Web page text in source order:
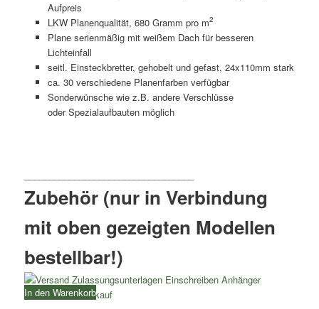
Aufpreis
LKW Planenqualität, 680 Gramm pro m2
Plane serienmäßig mit weißem Dach für besseren
Lichteinfall
seitl. Einsteckbretter, gehobelt und gefast, 24x110mm stark
ca. 30 verschiedene Planenfarben verfügbar
Sonderwünsche wie z.B. andere Verschlüsse
oder Spezialaufbauten möglich
Zubehör (nur in Verbindung
mit oben gezeigten Modellen
bestellbar!)
In den Warenkorb